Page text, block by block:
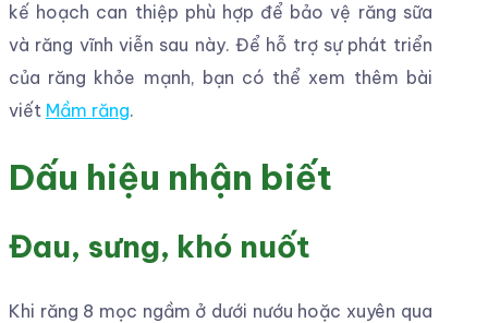
kế hoạch can thiệp phù hợp để bảo vệ răng sữa
và răng vĩnh viễn sau này. Để hỗ trợ sự phát triển
của răng khỏe mạnh, bạn có thể xem thêm bài
viết Mầm răng.
Dấu hiệu nhận biết
Đau, sưng, khó nuốt
Khi răng 8 mọc ngầm ở dưới nướu hoặc xuyên qua